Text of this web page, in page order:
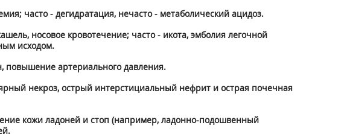
часто - дегидратация, нечасто - метаболический ацидоз.
носовое кровотечение; часто - икота, эмболия легочной
исходом.
повышение артериального давления.
некроз, острый интерстициальный нефрит и острая почечная
кожи ладоней и стоп (например, ладонно-подошвенный